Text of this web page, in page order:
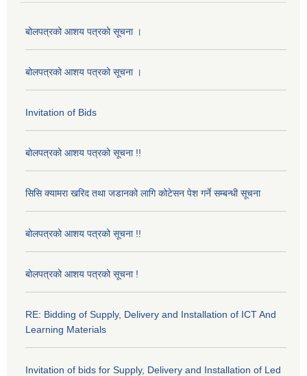
बोलपत्रको आशय पत्रको सूचना ।
बोलपत्रको आशय पत्रको सूचना ।
Invitation of Bids
बोलपत्रको आशय पत्रको सूचना !!
सिसि क्यामरा खरिद तथा जडानको लागि कोटेसन पेश गर्ने सम्बन्धी सूचना
बोलपत्रको आशय पत्रको सूचना !!
बोलपत्रको आशय पत्रको सूचना !
RE: Bidding of Supply, Delivery and Installation of ICT And
Learning Materials
Invitation of bids for Supply, Delivery and Installation of Led